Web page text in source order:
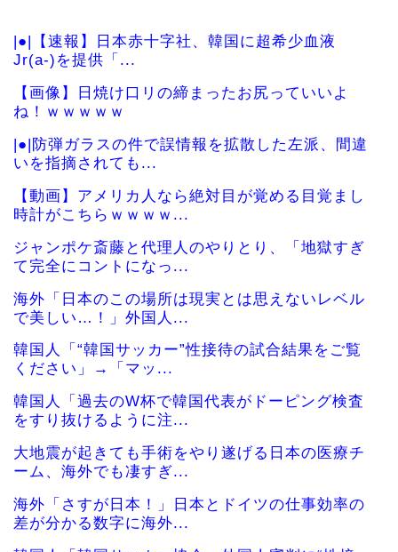
|●|【速報】日本赤十字社、韓国に超希少血液
Jr(a-)を提供「...
【画像】日焼け口リの締まったお尻っていいよ
ね！ｗｗｗｗｗ
|●|防弾ガラスの件で誤情報を拡散した左派、間違
いを指摘されても...
【動画】アメリカ人なら絶対目が覚める目覚まし
時計がこちらｗｗｗｗ...
ジャンポケ斎藤と代理人のやりとり、「地獄すぎ
て完全にコントになっ...
海外「日本のこの場所は現実とは思えないレベル
で美しい…！」外国人...
韓国人「“韓国サッカー”性接待の試合結果をご覧
ください」→「マッ...
韓国人「過去のW杯で韓国代表がドーピング検査
をすり抜けるように注...
大地震が起きても手術をやり遂げる日本の医療チ
ーム、海外でも凄すぎ...
海外「さすが日本！」日本とドイツの仕事効率の
差が分かる数字に海外...